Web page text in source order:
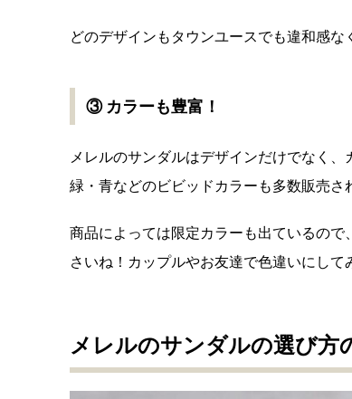
どのデザインもタウンユースでも違和感
③ カラーも豊富！
メレルのサンダルはデザインだけでなく
緑・青などのビビッドカラーも多数販売さ
商品によっては限定カラーも出ているの
さいね！カップルやお友達で色違いにして
メレルのサンダルの選び方